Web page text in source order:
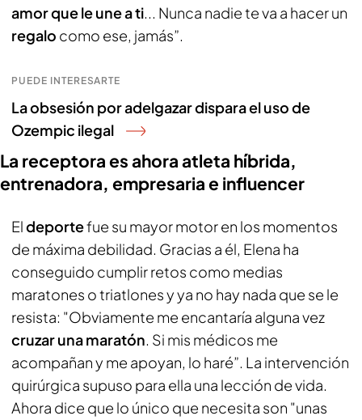
amor que le une a ti... Nunca nadie te va a hacer un
regalo como ese, jamás”.
PUEDE INTERESARTE
La obsesión por adelgazar dispara el uso de
Ozempic ilegal
La receptora es ahora atleta híbrida,
entrenadora, empresaria e influencer
Eldeportefue su mayor motor en los momentos
de máxima debilidad. Gracias a él, Elena ha
conseguido cumplir retos como medias
maratones o triatlones y ya no hay nada que se le
resista: "Obviamente me encantaría alguna vez
cruzar una maratón. Si mis médicos me
acompañan y me apoyan, lo haré”. La intervención
quirúrgica supuso para ella una lección de vida.
Ahora dice que lo único que necesita son "unas